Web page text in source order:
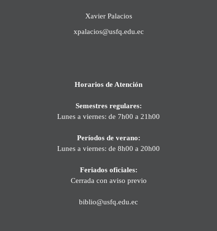
Xavier Palacios
xpalacios@usfq.edu.ec
Horarios de Atención
Semestres regulares:
Lunes a viernes: de 7h00 a 21h00
Períodos de verano:
Lunes a viernes: de 8h00 a 20h00
Feriados oficiales:
Cerrada con aviso previo
biblio@usfq.edu.ec